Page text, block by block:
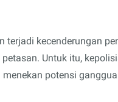
terjadi kecenderungan
Untuk itu,
potensi